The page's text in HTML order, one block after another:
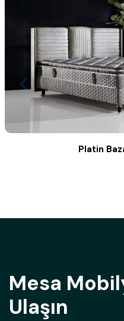
Platin
Mesa
Ulaşın